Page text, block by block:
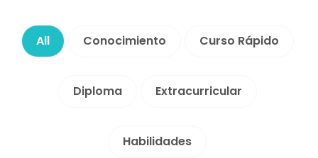
All Conocimiento Curso Rápido
Diploma Extracurricular
Habilidades